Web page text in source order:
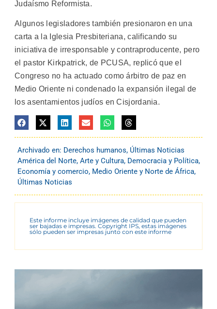
Judaísmo Reformista.
Algunos legisladores también presionaron en una
carta a la Iglesia Presbiteriana, calificando su
iniciativa de irresponsable y contraproducente, pero
el pastor Kirkpatrick, de PCUSA, replicó que el
Congreso no ha actuado como árbitro de paz en
Medio Oriente ni condenado la expansión ilegal de
los asentamientos judíos en Cisjordania.
Archivado en: Derechos humanos, Últimas Noticias
América del Norte, Arte y Cultura, Democracia y Política,
Economía y comercio, Medio Oriente y Norte de África,
Últimas Noticias
Este informe incluye imágenes de calidad que pueden
ser bajadas e impresas. Copyright IPS, estas imágenes
sólo pueden ser impresas junto con este informe